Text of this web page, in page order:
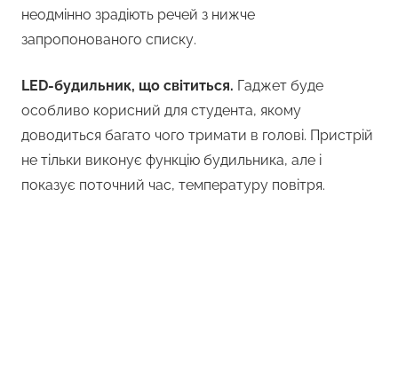
неодмінно зрадіють речей з нижче
запропонованого списку.
LED-будильник, що світиться. Гаджет буде
особливо корисний для студента, якому
доводиться багато чого тримати в голові. Пристрій
не тільки виконує функцію будильника, але і
показує поточний час, температуру повітря.